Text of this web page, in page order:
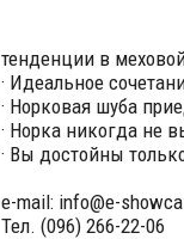
тенденции в
· Идеальное
· Норковая шуба
· Норка никогда не
· Вы достойны
e-mail: info@e-
Тел. (096) 266-22-06